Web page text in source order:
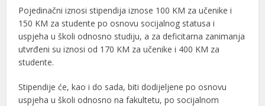
Pojedinačni iznosi stipendija iznose 100 KM za učenike i
150 KM za studente po osnovu socijalnog statusa i
uspjeha u školi odnosno studiju, a za deficitarna zanimanja
utvrđeni su iznosi od 170 KM za učenike i 400 KM za
studente.
Stipendije će, kao i do sada, biti dodijeljene po osnovu
uspjeha u školi odnosno na fakultetu, po socijalnom